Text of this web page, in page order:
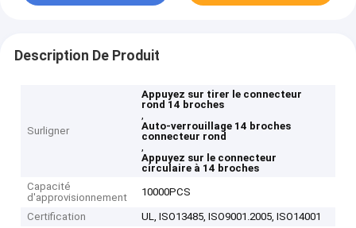
Description De Produit
Surligner
Appuyez sur tirer le connecteur
rond 14 broches
,
Auto-verrouillage 14 broches
connecteur rond
,
Appuyez sur le connecteur
circulaire à 14 broches
Capacité
d'approvisionnement
10000PCS
Certification
UL, ISO13485, ISO9001.2005, ISO14001